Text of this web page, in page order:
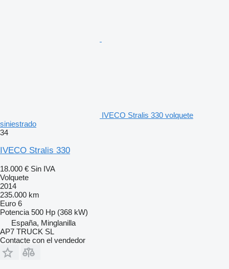
IVECO Stralis 330 volquete
siniestrado
34
IVECO Stralis 330
18.000 € Sin IVA
Volquete
2014
235.000 km
Euro 6
Potencia 500 Hp (368 kW)
España, Minglanilla
AP7 TRUCK SL
Contacte con el vendedor